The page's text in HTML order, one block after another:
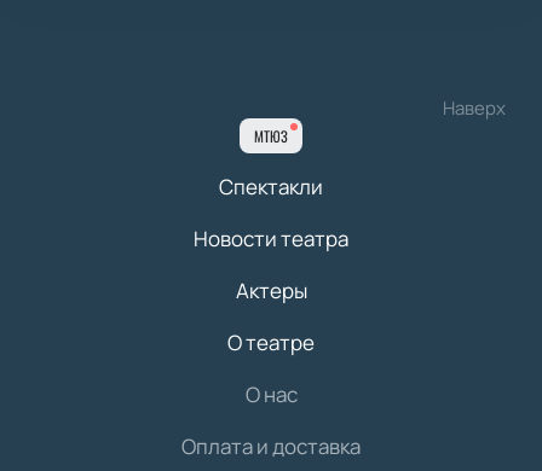
Наверх
МТЮЗ
Спектакли
Новости театра
Актеры
О театре
О нас
Оплата и доставка